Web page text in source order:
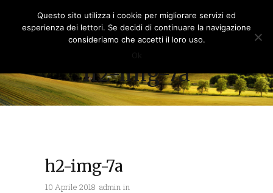
h2-img-7a
h2-img-7a
10 Aprile 2018 admin in
Questo sito utilizza i cookie per migliorare servizi ed
esperienza dei lettori. Se decidi di continuare la navigazione
consideriamo che accetti il loro uso.